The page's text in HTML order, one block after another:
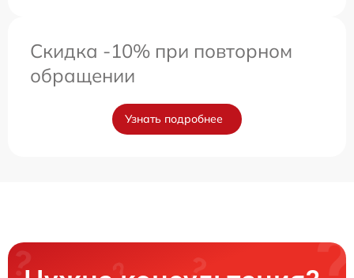
Скидка -10% при повторном
обращении
Узнать подробнее